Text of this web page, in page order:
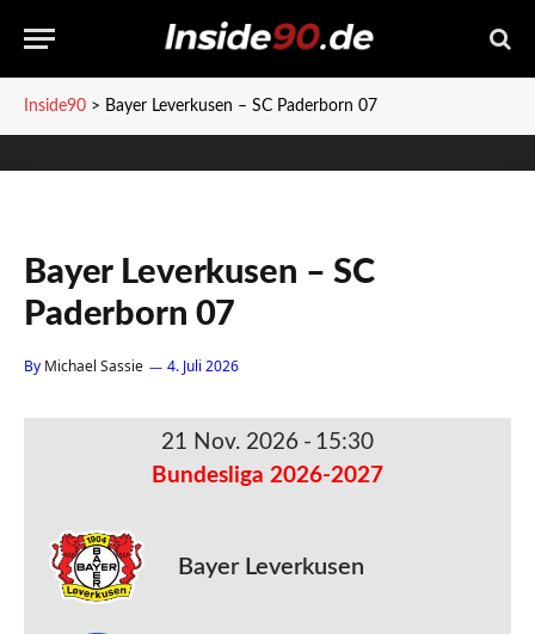
Inside90 > Bayer Leverkusen – SC Paderborn 07
Bayer Leverkusen – SC
Paderborn 07
By Michael Sassie 4. Juli 2026
21 Nov. 2026 - 15:30
Bundesliga 2026-2027
Bayer Leverkusen